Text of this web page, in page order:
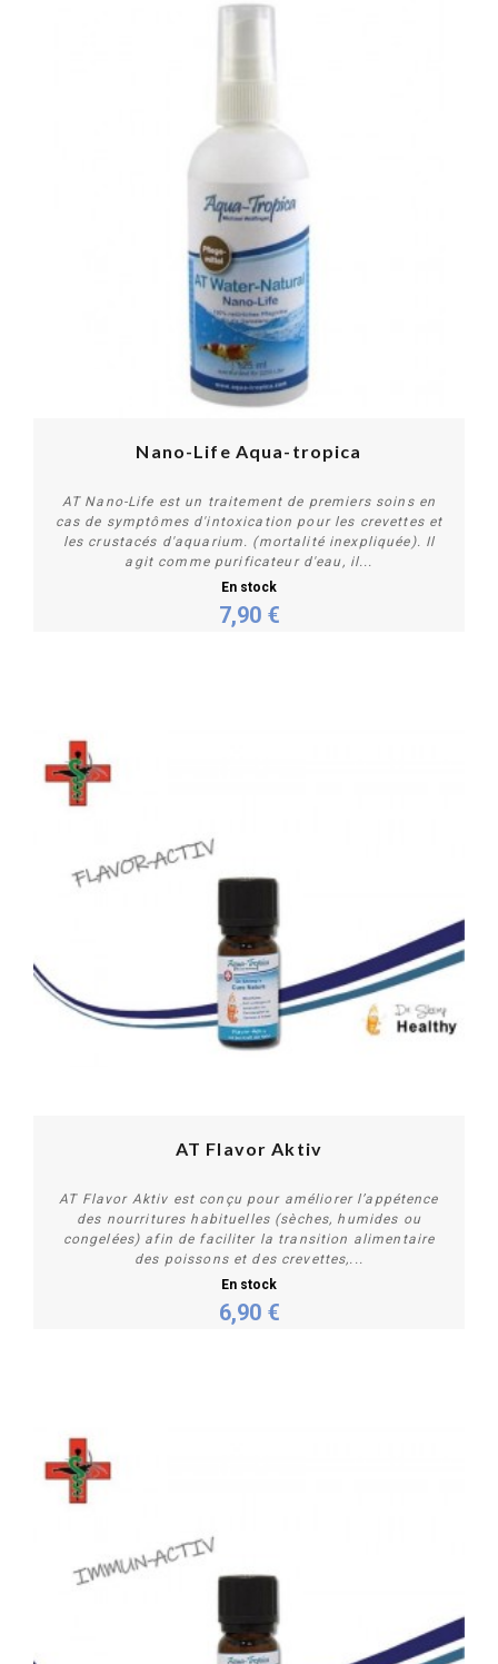
Acheter
Nano-Life Aqua-tropica
AT Nano-Life est un traitement de premiers soins en
cas de symptômes d'intoxication pour les crevettes et
les crustacés d'aquarium. (mortalité inexpliquée). Il
agit comme purificateur d'eau, il...
En stock
7,90 €
Acheter
AT Flavor Aktiv
AT Flavor Aktiv est conçu pour améliorer l’appétence
des nourritures habituelles (sèches, humides ou
congelées) afin de faciliter la transition alimentaire
des poissons et des crevettes,...
En stock
6,90 €